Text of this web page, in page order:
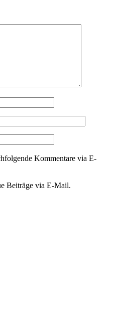
Kommentare via E-
Beiträge via E-Mail.